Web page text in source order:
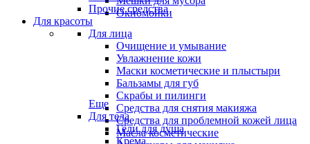
Окномойки
Прочие средства
Для красоты
Для лица
Очищение и умывание
Увлажнение кожи
Маски косметические и плыстыри
Бальзамы для губ
Скрабы и пилинги
Средства для снятия макияжа
Средства для проблемной кожей лица
Масла косметические
Еще
Для тела
Гели для душа
Крема